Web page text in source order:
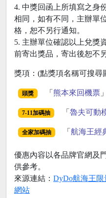
4. 中獎回函上所填寫之身
相同，如有不同，主辦單
格，恕不另行通知。
5. 主辦單位確認以上兌獎
前寄出獎品，寄出後恕不
獎項：(點獎項名稱可搜尋
頭獎 「 熊本來回機票」
7-11加碼抽 「 魯夫可動
全家加碼抽 「 航海王經
優惠內容以各品牌官網及
供參考。
來源連結： DyDo航海王
網站